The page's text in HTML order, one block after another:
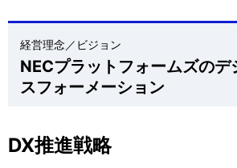
ョ
の
現
在
置
カ
ル
ナ
ゲ
NECプラットフォームズのデ
スフォーメーション
経営理念／ビジョン
DX推進戦略